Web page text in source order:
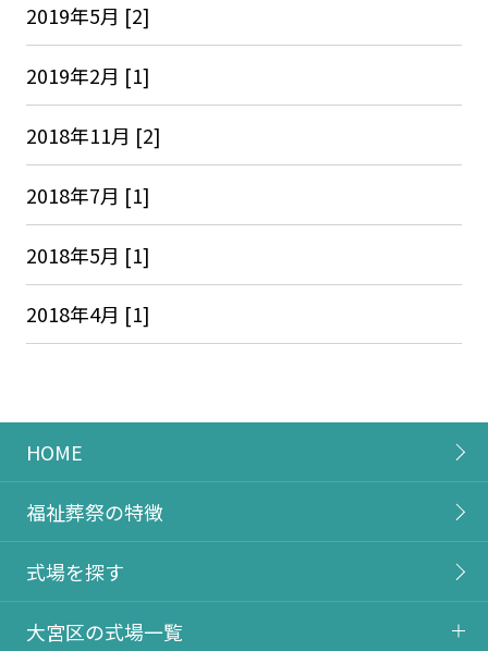
2019年5月 [2]
2019年2月 [1]
2018年11月 [2]
2018年7月 [1]
2018年5月 [1]
2018年4月 [1]
HOME
福祉葬祭の特徴
式場を探す
大宮区の式場一覧